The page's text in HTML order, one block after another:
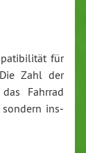
für
Zahl der
Fahrrad
sondern ins­